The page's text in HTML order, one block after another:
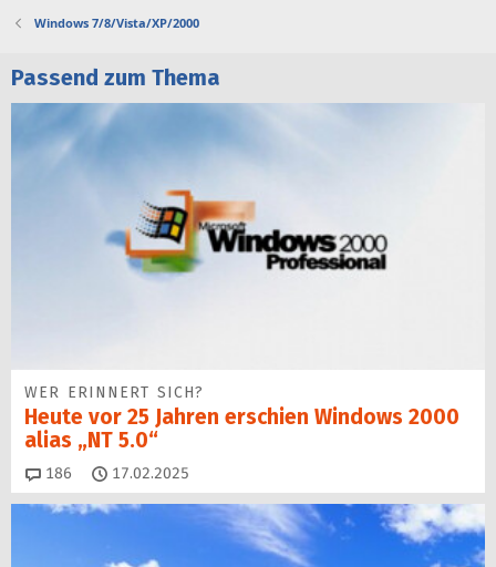
Windows 7/8/Vista/XP/2000
Passend zum Thema
WER ERINNERT SICH?
Heute vor 25 Jahren erschien Windows 2000
alias „NT 5.0“
186 Kommentare
17.02.2025